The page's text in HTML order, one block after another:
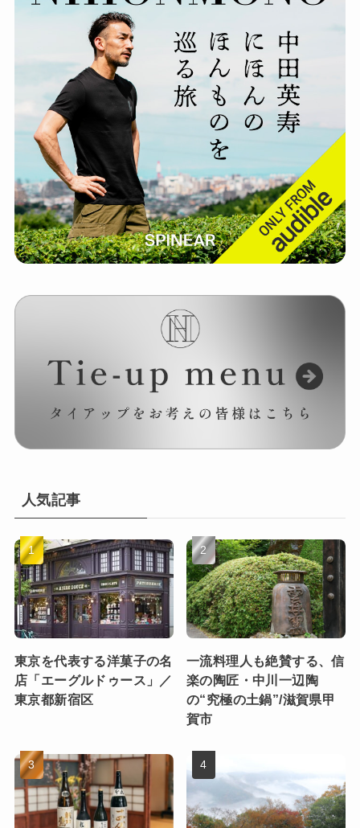
人気記事
東京を代表する洋菓子の名
店「エーグルドゥース」／
東京都新宿区
一流料理人も絶賛する、信
楽の陶匠・中川一辺陶
の“究極の土鍋”/滋賀県甲
賀市